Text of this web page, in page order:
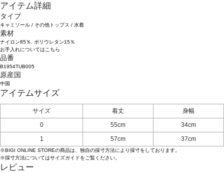
アイテム詳細
タイプ
キャミソール / その他トップス / 水着
素材
ナイロン85％. ポリウレタン15％
お手入れについてはこちら
品番
B1954TUB005
原産国
中国
アイテムサイズ
サイズ 着丈
身幅
0
55cm
34cm
1
57cm 37cm
※BIGI ONLINE STOREの商品は、独自の採寸方法により採寸をしております。
※採寸方法についてはサイズガイドをご覧ください。
レビュー